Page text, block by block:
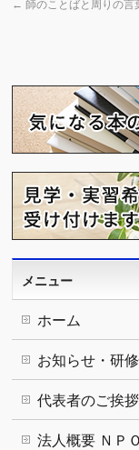
← 師のことばと周りの言
メニュー
ホーム
お知らせ・研
代表者のご挨拶
法人概要 ＮＰ